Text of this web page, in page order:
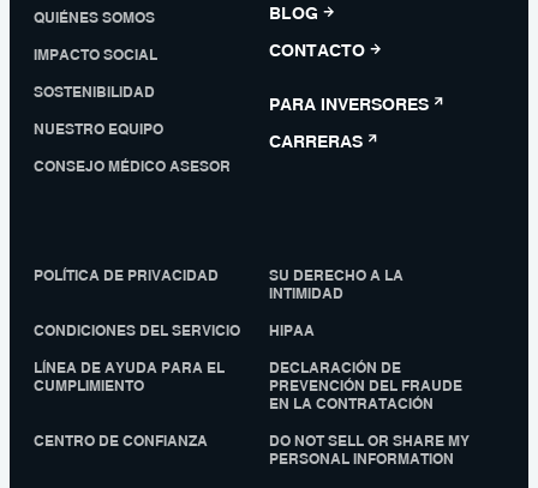
QUIÉNES SOMOS
IMPACTO SOCIAL
SOSTENIBILIDAD
NUESTRO EQUIPO
CONSEJO MÉDICO ASESOR
BLOG
CONTACTO
PARA INVERSORES
CARRERAS
POLÍTICA DE PRIVACIDAD
SU DERECHO A LA
INTIMIDAD
CONDICIONES DEL SERVICIO HIPAA
LÍNEA DE AYUDA PARA EL
CUMPLIMIENTO
DECLARACIÓN DE
PREVENCIÓN DEL FRAUDE
EN LA CONTRATACIÓN
CENTRO DE CONFIANZA
DO NOT SELL OR SHARE MY
PERSONAL INFORMATION